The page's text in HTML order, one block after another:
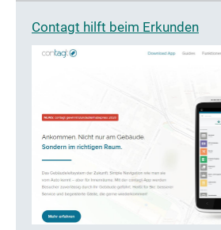
Contagt hilft beim Erkunden